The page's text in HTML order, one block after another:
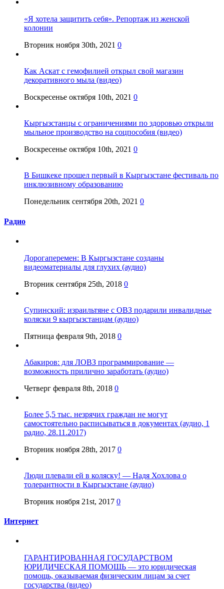
«Я хотела защитить себя». Репортаж из женской
колонии
Вторник ноября 30th, 2021 0
Как Аскат с гемофилией открыл свой магазин
декоративного мыла (видео)
Воскресенье октября 10th, 2021 0
Кыргызстанцы с ограничениями по здоровью открыли
мыльное производство на соцпособия (видео)
Воскресенье октября 10th, 2021 0
В Бишкеке прошел первый в Кыргызстане фестиваль по
инклюзивному образованию
Понедельник сентября 20th, 2021 0
Радио
Дорогаперемен: В Кыргызстане созданы
видеоматериалы для глухих (аудио)
Вторник сентября 25th, 2018 0
Супинский: израильтяне с ОВЗ подарили инвалидные
коляски 9 кыргызстанцам (аудио)
Пятница февраля 9th, 2018 0
Абакиров: для ЛОВЗ программирование —
возможность прилично заработать (аудио)
Четверг февраля 8th, 2018 0
Более 5,5 тыс. незрячих граждан не могут
самостоятельно расписываться в документах (аудио, 1
радио, 28.11.2017)
Вторник ноября 28th, 2017 0
Люди плевали ей в коляску! — Надя Хохлова о
толерантности в Кыргызстане (аудио)
Вторник ноября 21st, 2017 0
Интернет
ГАРАНТИРОВАННАЯ ГОСУДАРСТВОМ
ЮРИДИЧЕСКАЯ ПОМОЩЬ — это юридическая
помощь, оказываемая физическим лицам за счет
государства (видео)